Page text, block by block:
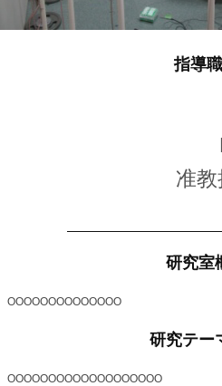
指導
准教
研究室
OOOOOOOOOOOOOO
研究テー
OOOOOOOOOOOOOOOOOOO